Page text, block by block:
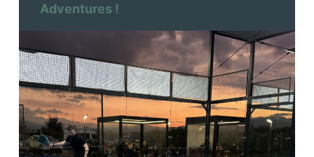
Adventures !